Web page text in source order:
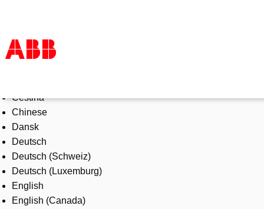
Products & Solutions
Industries
Services
About us
Where to buy
Contact us
Careers
Čeština
Chinese
Dansk
Deutsch
Deutsch (Schweiz)
Deutsch (Luxemburg)
English
English (Canada)